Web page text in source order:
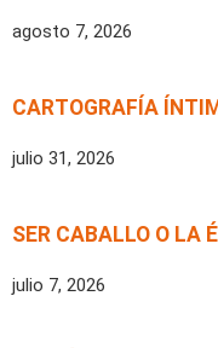
agosto 7, 2026
CARTOGRAFÍA
julio 31, 2026
SER CABALLO O LA
julio 7, 2026